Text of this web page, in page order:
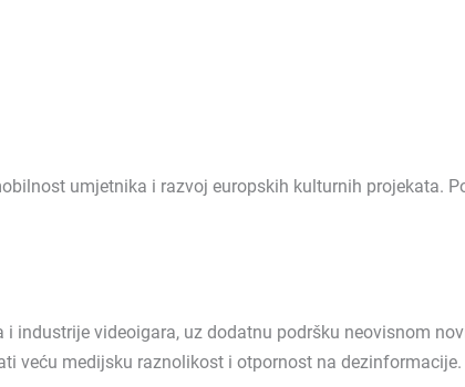
umjetnika i razvoj europskih kulturnih projekata.
industrije videoigara, uz dodatnu podršku neovisnom
veću medijsku raznolikost i otpornost na dezinformacije.